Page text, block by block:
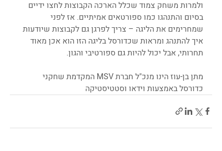
ולמרות משחק צמוד שכלל הארכה הקבוצות לחצו ידיים
בסיום והתנהגו כמו ספורטאים אמיתיים. אז לפני
שמחרימים את הליגה – צריך לפרגן גם לקבוצות שיודעות
איך להתנהג ומראות שכדורסל בליגה הזו הוא אכן מאוד
תחרותי, אבל יכול להיות גם ספורטיבי והגון.
מתן בן-עוז הינו מנכ"ל חברת MSV המקדמת שחקני
כדורסל באמצעות וידאו וסטטיסטיקה